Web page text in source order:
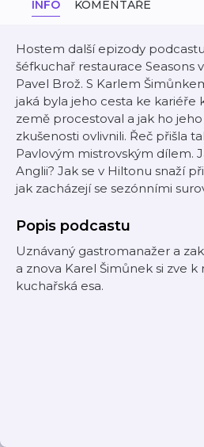
INFO KOMENTÁŘE
Hostem další epizody
šéfkuchař restaurace Seasons
Pavel Brož. S Karlem
jaká byla jeho cesta ke kariéře
země procestoval a jak ho
zkušenosti ovlivnili. Řeč přišla
Pavlovým mistrovským dílem.
Anglii? Jak se v Hiltonu snaží
jak zacházejí se sezónními
Popis podcastu
Uznávaný gastromanažer a
a znova Karel Šimůnek si zve
kuchařská esa.